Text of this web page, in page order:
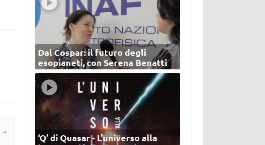
→
Dal Cospar: il futuro degli
esopianeti, con Serena Benatti
‘Q’ di Quasar - L'universo alla